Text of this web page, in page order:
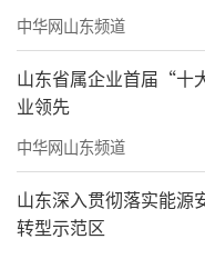
中华网山东频道
山东省属企业首届“
业领先
中华网山东频道
山东深入贯彻落实能源
转型示范区